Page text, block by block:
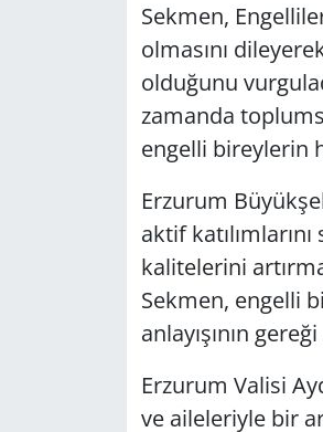
Sekmen,
olmasını
olduğunu
zamanda
engelli bireylerin
Erzurum
aktif
kalitelerini
Sekmen, engelli
anlayışının
Erzurum Valisi
ve aileleriyle bir